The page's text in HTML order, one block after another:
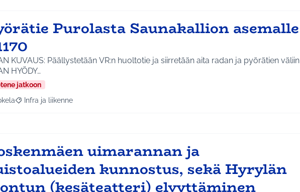
Purolasta Saunakallion asemalle
KUVAUS: Päällystetään VR:n huoltotie ja siirretään aita radan ja pyörätien väliin
HYÖDY…
jatkoon
tulokset aihepiirin mukaan: Jokela
Rajaa tulokset teeman mukaan: Infra ja liikenne
Infra ja liikenne
uimarannan ja
kunnostus, sekä Hyrylän
(kesäteatteri) elvyttäminen